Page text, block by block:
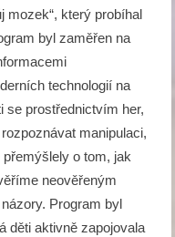
mozek“, který probíhal
byl zaměřen na
technologií na
se prostřednictvím her,
manipulaci,
o tom, jak
neověřeným
Program byl
děti aktivně zapojovala